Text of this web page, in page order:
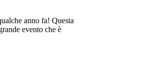
anno fa! Questa
evento che è